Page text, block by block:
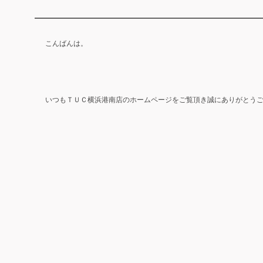
こんばんは。
いつもＴＵＣ横浜港南店のホームページをご覧頂き誠にありがとうご